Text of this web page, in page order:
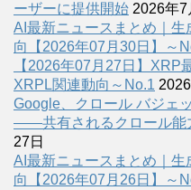
ーザーに提供開始 2026年7
AI最新ニュースまとめ｜
向【2026年07月30日】～
【2026年07月27日】XRP
XRPL関連動向～No.1
Google、クロール バジェ
――共有されるクロール能
27日
AI最新ニュースまとめ｜
向【2026年07月26日】～